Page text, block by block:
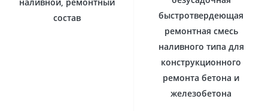
состав
быстротвердеющая
ремонтная смесь
наливного типа для
конструкционного
ремонта бетона и
железобетона